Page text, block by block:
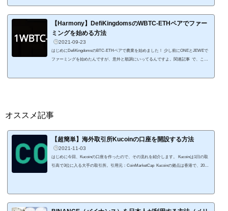
に加えてNFTを使ったゲーム感覚なところが魅力。ドット絵のRPG風のサイトでファ
ーミングができるんです。そ...
【Harmony】DefiKingdomsのWBTC-ETHペアでファー
ミングを始める方法
2021-09-23
はじめにDefiKingdomsのBTC-ETHペアで農業を始めました！ 少し前にONEとJEWEで
ファーミングを始めたんですが、意外と順調にいってるんですよ。関連記事 で、この
オススメ記事
【超簡単】海外取引所Kucoinの口座を開設する方法
2021-11-03
はじめに今回、Kucoinの口座を作ったので、その流れを紹介します。 Kucoinは1日の取
引高で3位に入る大手の取引所。引用元：CoinMarketCap Kucoinの拠点は香港で、2017